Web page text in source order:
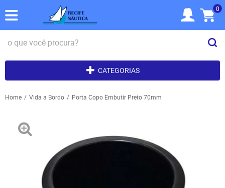
0
CATEGORIAS
Home Vida a Bordo Porta Copo Embutir Preto 70mm